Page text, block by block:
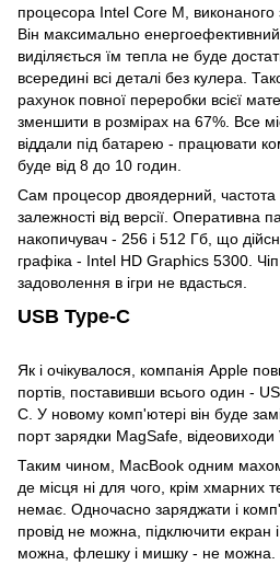
процесора Intel Core M, виконаного
Він максимально енергоефективний
виділяється їм тепла не буде
всередині всі деталі без кулера.
рахунок повної переробки всієї
зменшити в розмірах на 67%. Все
віддали під батарею - працювати
буде від 8 до 10 годин.
Сам процесор двоядерний, частота
залежності від версії. Оперативна
накопичувач - 256 і 512 Гб, що
графіка - Intel HD Graphics 5300.
задоволення в ігри не вдасться.
USB Type-C
Як і очікувалося, компанія Apple
портів, поставивши всього один -
C. У новому комп'ютері він буде
порт зарядки MagSafe,
Таким чином, MacBook одним
де місця ні для чого, крім хмарних
немає. Одночасно заряджати і
провід не можна, підключити екран
можна, флешку і мишку - не можна.